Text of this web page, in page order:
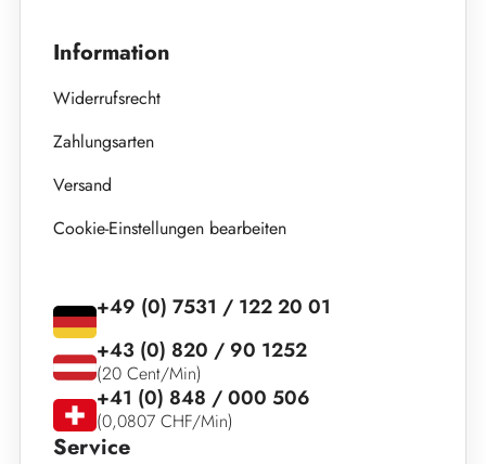
Information
Widerrufsrecht
Zahlungsarten
Versand
Cookie-Einstellungen bearbeiten
Service
+49 (0) 7531 / 122 20 01
+43 (0) 820 / 90 1252
(20 Cent/Min)
+41 (0) 848 / 000 506
(0,0807 CHF/Min)